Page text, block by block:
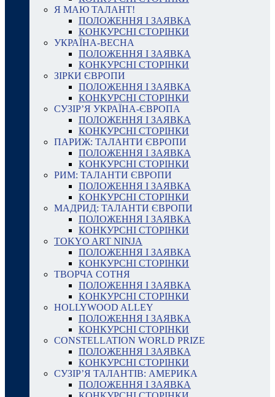
Я МАЮ ТАЛАНТ!
ПОЛОЖЕННЯ І ЗАЯВКА
КОНКУРСНІ СТОРІНКИ
УКРАЇНА-ВЕСНА
ПОЛОЖЕННЯ І ЗАЯВКА
КОНКУРСНІ СТОРІНКИ
ЗІРКИ ЄВРОПИ
ПОЛОЖЕННЯ І ЗАЯВКА
КОНКУРСНІ СТОРІНКИ
СУЗІР’Я УКРАЇНА-ЄВРОПА
ПОЛОЖЕННЯ І ЗАЯВКА
КОНКУРСНІ СТОРІНКИ
ПАРИЖ: ТАЛАНТИ ЄВРОПИ
ПОЛОЖЕННЯ І ЗАЯВКА
КОНКУРСНІ СТОРІНКИ
РИМ: ТАЛАНТИ ЄВРОПИ
ПОЛОЖЕННЯ І ЗАЯВКА
КОНКУРСНІ СТОРІНКИ
МАДРИД: ТАЛАНТИ ЄВРОПИ
ПОЛОЖЕННЯ І ЗАЯВКА
КОНКУРСНІ СТОРІНКИ
TOKYO ART NINJA
ПОЛОЖЕННЯ І ЗАЯВКА
КОНКУРСНІ СТОРІНКИ
ТВОРЧА СОТНЯ
ПОЛОЖЕННЯ І ЗАЯВКА
КОНКУРСНІ СТОРІНКИ
HOLLYWOOD ALLEY
ПОЛОЖЕННЯ І ЗАЯВКА
КОНКУРСНІ СТОРІНКИ
CONSTELLATION WORLD PRIZE
ПОЛОЖЕННЯ І ЗАЯВКА
КОНКУРСНІ СТОРІНКИ
СУЗІР’Я ТАЛАНТІВ: АМЕРИКА
ПОЛОЖЕННЯ І ЗАЯВКА